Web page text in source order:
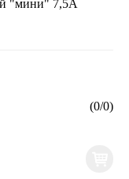
"мини" 7,5А
(0/0)